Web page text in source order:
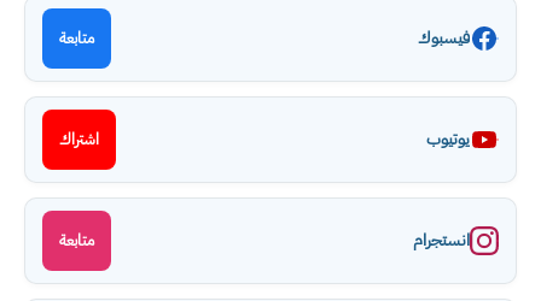
فيسبوك متابعة
يوتيوب اشتراك
انستجرام متابعة